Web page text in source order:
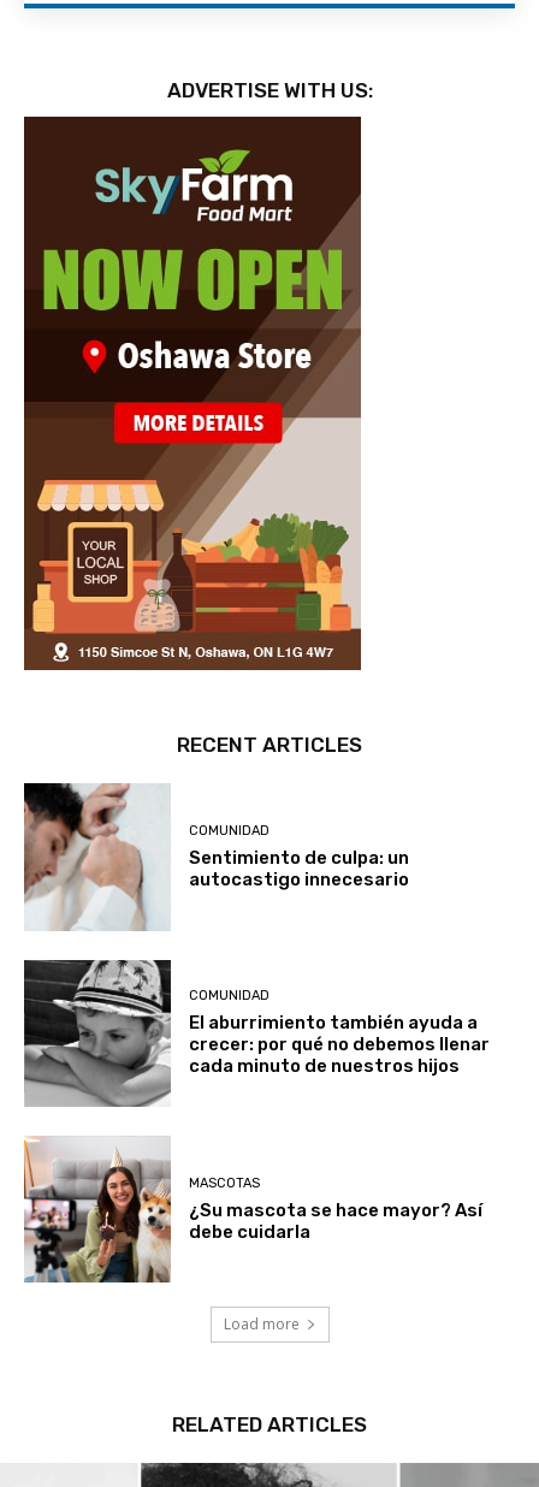
ADVERTISE WITH US:
RECENT ARTICLES
COMUNIDAD
Sentimiento de culpa: un
autocastigo innecesario
COMUNIDAD
El aburrimiento también ayuda a
crecer: por qué no debemos llenar
cada minuto de nuestros hijos
MASCOTAS
¿Su mascota se hace mayor? Así
debe cuidarla
Load more
RELATED ARTICLES